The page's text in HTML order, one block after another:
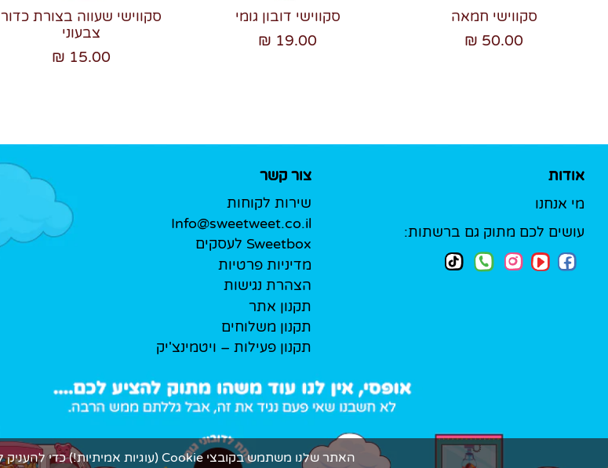
סקווישי שעווה בצורת כדור
צבעוני
15.00 ₪
סקווישי דובון גומי
19.00 ₪
סקווישי חמאה
50.00 ₪
אודות
מי אנחנו
עושים לכם מתוק גם ברשתות:
צור קשר
שירות לקוחות
Info@sweetweet.co.il
Sweetbox לעסקים
מדיניות פרטיות
הצהרת נגישות
תקנון אתר
תקנון משלוחים
תקנון פעילות – ויטמינצ'יק
האתר שלנו משתמש בקובצי Cookie (עוגיות אמיתיות!) כדי להעניק לך את חוויית הגלישה המתוקה ביותר.